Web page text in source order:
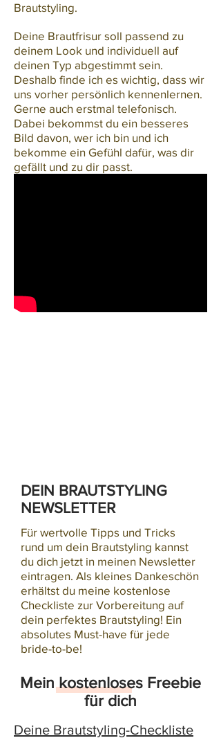
Brautstyling.
Deine Brautfrisur soll passend zu
deinem Look und individuell auf
deinen Typ abgestimmt sein.
Deshalb finde ich es wichtig, dass wir
uns vorher persönlich kennenlernen.
Gerne auch erstmal telefonisch.
Dabei bekommst du ein besseres
Bild davon, wer ich bin und ich
bekomme ein Gefühl dafür, was dir
gefällt und zu dir passt.
DEIN BRAUTSTYLING
NEWSLETTER
Für wertvolle Tipps und Tricks
rund um dein Brautstyling kannst
du dich jetzt in meinen Newsletter
eintragen. Als kleines Dankeschön
erhältst du meine kostenlose
Checkliste zur Vorbereitung auf
dein perfektes Brautstyling! Ein
absolutes Must-have für jede
bride-to-be!
Deine Brautstyling-Checkliste
Mein kostenloses Freebie
für dich